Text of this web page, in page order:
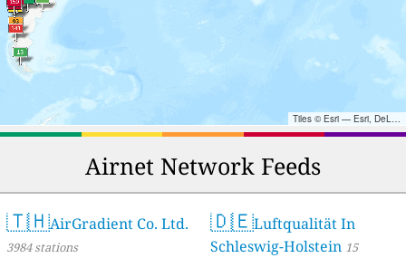
Tiles © Esri — Esri, DeLorme, NAVTEQ, TomTom, Intermap, iPC, USGS, FAO, NPS, NRCAN, GeoBase, Kadaster NL, Ordnance Survey, Esri Japan, METI, Esri China (Hong Kong), and the GIS User Community
Airnet Network Feeds
🇹🇭AirGradient Co. Ltd.
3984 stations
🇩🇪Luftqualität In
Schleswig-Holstein 15